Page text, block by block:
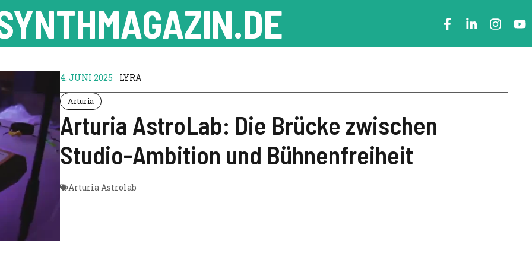
4. JUNI 2025 LYRA
Arturia
Arturia AstroLab: Die Brücke zwischen
Studio-Ambition und Bühnenfreiheit
Arturia Astrolab